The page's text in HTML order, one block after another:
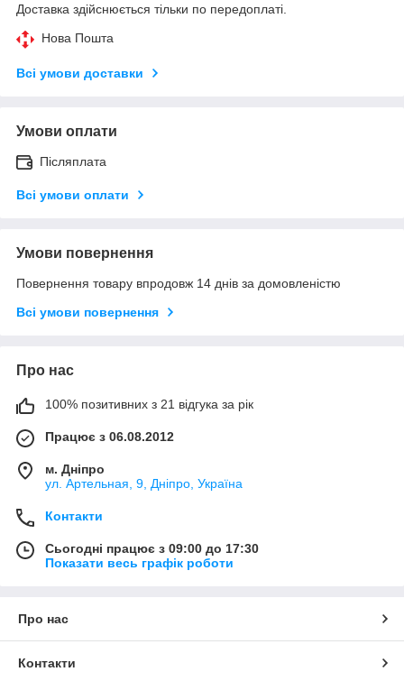
Доставка здійснюється тільки по передоплаті.
Нова Пошта
Всі умови доставки
Умови оплати
Післяплата
Всі умови оплати
Умови повернення
Повернення товару впродовж 14 днів за домовленістю
Всі умови повернення
Про нас
100% позитивних з 21 відгука за рік
Працює з 06.08.2012
м. Дніпро
ул. Артельная, 9, Дніпро, Україна
Контакти
Сьогодні працює з 09:00 до 17:30
Показати весь графік роботи
Про нас
Контакти